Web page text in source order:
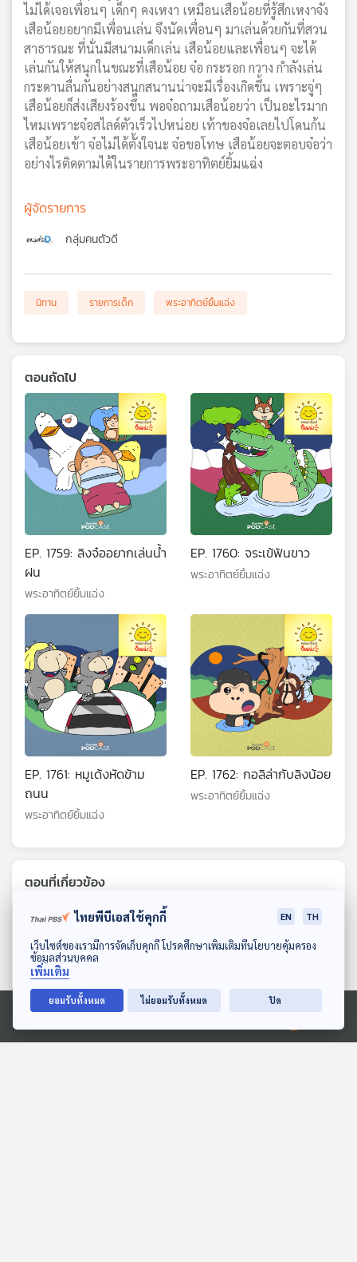
แผนที่
วิทยุ
เครือ
ข่าย
ดาวน์โหลด Thai PBS Podcast Application
Ⓒ 2020 องค์การกระจายเสียงและแพร่ภาพสาธารณะแห่งประเทศไทย
ไม่ได้เจอเพื่อนๆ เด็กๆ คงเหงา เหมือนเสือน้อยที่รู้สึกเหงาจัง
เสือน้อยอยากมีเพื่อนเล่น จึงนัดเพื่อนๆ มาเล่นด้วยกันที่สวน
สาธารณะ ที่นั่นมีสนามเด็กเล่น เสือน้อยและเพื่อนๆ จะได้
เล่นกันให้สนุกในขณะที่เสือน้อย จ๋อ กระรอก กวาง กำลังเล่น
กระดานลื่นกันอย่างสนุกสนานน่าจะมีเรื่องเกิดขึ้น เพราะจู่ๆ
เสือน้อยก็ส่งเสียงร้องขึ้น พอจ๋อถามเสือน้อยว่า เป็นอะไรมาก
ไหมเพราะจ๋อสไลด์ตัวเร็วไปหน่อย เท้าของจ๋อเลยไปโดนก้น
เสือน้อยเข้า จ๋อไม่ได้ตั้งใจนะ จ๋อขอโทษ เสือน้อยจะตอบจ๋อว่า
อย่างไรติดตามได้ในรายการพระอาทิตย์ยิ้มแฉ่ง
ผู้จัดรายการ
กลุ่มคนตัวดี
นิทาน รายการเด็ก พระอาทิตย์ยิ้มแฉ่ง
ตอนถัดไป
EP. 1759: ลิงจ๋ออยากเล่นน้ำ
ฝน
พระอาทิตย์ยิ้มแฉ่ง
EP. 1760: จระเข้ฟันขาว
พระอาทิตย์ยิ้มแฉ่ง
EP. 1761: หมูเด้งหัดข้าม
ถนน
พระอาทิตย์ยิ้มแฉ่ง
EP. 1762: กอลิล่ากับลิงน้อย
พระอาทิตย์ยิ้มแฉ่ง
ตอนที่เกี่ยวข้อง
ไทยพีบีเอสใช้คุกกี้ EN TH
เว็บไซต์ของเรามีการจัดเก็บคุกกี้ โปรดศึกษาเพิ่มเติมที่นโยบายคุ้มครอง
ข้อมูลส่วนบุคคล
เพิ่มเติม
ยอมรับทั้งหมด ไม่ยอมรับทั้งหมด ปิด